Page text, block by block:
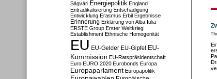
Ságvári Energiepolitik England
Entradikalisierung Entschädigung
Entwicklung Erasmus Erbil Ergebnisse
Erinnerung Erklärung von Alba Iulia
ERSTE Group Erster Weltkrieg
Establishment Ethnische Homogenität
EU EU-Gelder EU-Gipfel EU-
Kommission EU-Ratspräsidentschaft
Euro EURO 2020 Eurobonds Europa
Europaparlament Europapolitik